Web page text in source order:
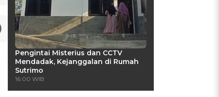
Pengintai Misterius dan CCTV
Mendadak, Kejanggalan di Rumah
Sutrimo
16:00 WIB